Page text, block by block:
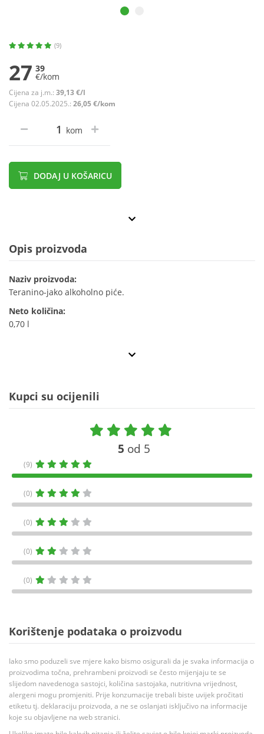
(9)
27 39
€/kom
Cijena za j.m.: 39,13 €/l
Cijena 02.05.2025.: 26,05 €/kom
kom
DODAJ U KOŠARICU
Opis proizvoda
Naziv proizvoda:
Teranino-jako alkoholno piće.
Neto količina:
0,70 l
Kupci su ocijenili
5 od 5
(9)
(0)
(0)
(0)
(0)
Korištenje podataka o proizvodu
Iako smo poduzeli sve mjere kako bismo osigurali da je svaka informacija o
proizvodima točna, prehrambeni proizvodi se često mijenjaju te se
slijedom navedenoga sastojci, količina sastojaka, nutritivna vrijednost,
alergeni mogu promjeniti. Prije konzumacije trebali biste uvijek pročitati
etiketu tj. deklaraciju proizvoda, a ne se oslanjati isključivo na informacije
koje su objavljene na web stranici.